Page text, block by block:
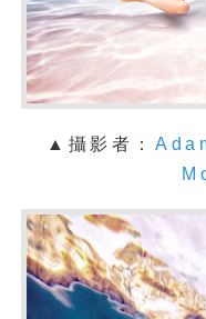
▲攝影者：